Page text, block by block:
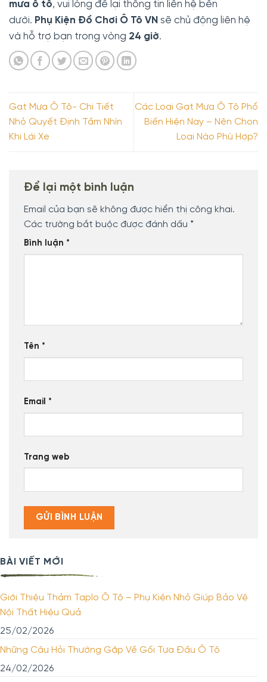
mưa ô tô, vui lòng để lại thông tin liên hệ bên
dưới. Phụ Kiện Đồ Chơi Ô Tô VN sẽ chủ động liên hệ
và hỗ trợ bạn trong vòng 24 giờ.
Gạt Mưa Ô Tô- Chi Tiết
Nhỏ Quyết Định Tầm Nhìn
Khi Lái Xe
Các Loại Gạt Mưa Ô Tô Phổ
Biến Hiện Nay – Nên Chọn
Loại Nào Phù Hợp?
Để lại một bình luận
Email của bạn sẽ không được hiển thị công khai.
Các trường bắt buộc được đánh dấu *
Bình luận *
Tên *
Email *
Trang web
BÀI VIẾT MỚI
Giới Thiệu Thảm Taplo Ô Tô – Phụ Kiện Nhỏ Giúp Bảo Vệ
Nội Thất Hiệu Quả
25/02/2026
Những Câu Hỏi Thường Gặp Về Gối Tựa Đầu Ô Tô
24/02/2026